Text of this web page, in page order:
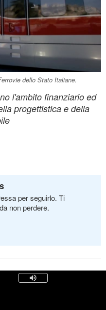
dello Stato Italiane.
l'ambito finanziario ed
progettistica e della
per seguirlo. Ti
non perdere.